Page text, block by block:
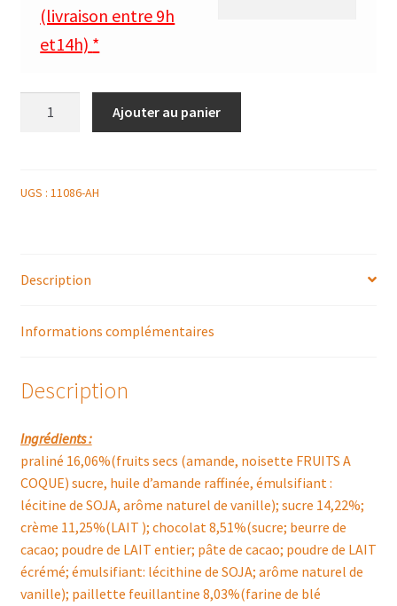
(livraison entre 9h
et14h) *
DOUCEUR
Ajouter au panier
UGS : 11086-AH
Description
Informations complémentaires
Description
Ingrédients :
praliné 16,06%(fruits secs (amande, noisette FRUITS A
COQUE) sucre, huile d’amande raffinée, émulsifiant :
lécitine de SOJA, arôme naturel de vanille); sucre 14,22%;
crème 11,25%(LAIT ); chocolat 8,51%(sucre; beurre de
cacao; poudre de LAIT entier; pâte de cacao; poudre de LAIT
écrémé; émulsifiant: lécithine de SOJA; arôme naturel de
vanille); paillette feuillantine 8,03%(farine de blé